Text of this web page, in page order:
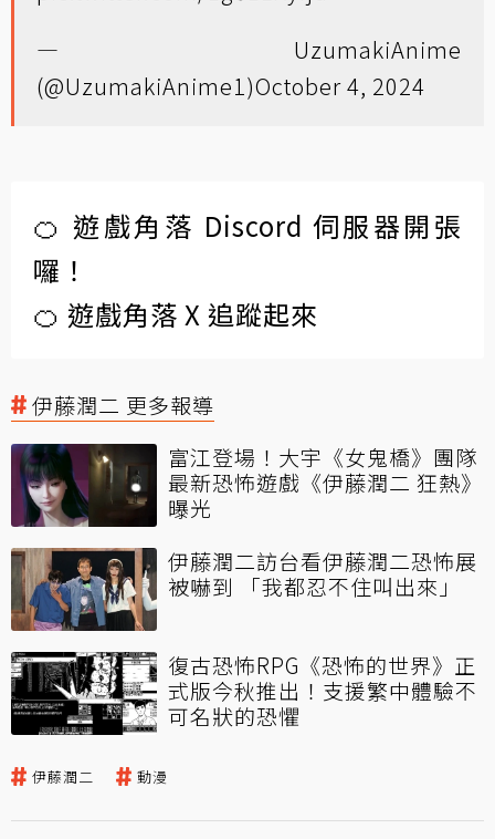
— UzumakiAnime
(@UzumakiAnime1)October 4, 2024
🍊 遊戲角落 Discord 伺服器開張
囉！
🍊 遊戲角落 X 追蹤起來
伊藤潤二 更多報導
富江登場！大宇《女鬼橋》團隊
最新恐怖遊戲《伊藤潤二 狂熱》
曝光
伊藤潤二訪台看伊藤潤二恐怖展
被嚇到 「我都忍不住叫出來」
復古恐怖RPG《恐怖的世界》正
式版今秋推出！支援繁中體驗不
可名狀的恐懼
伊藤潤二 動漫